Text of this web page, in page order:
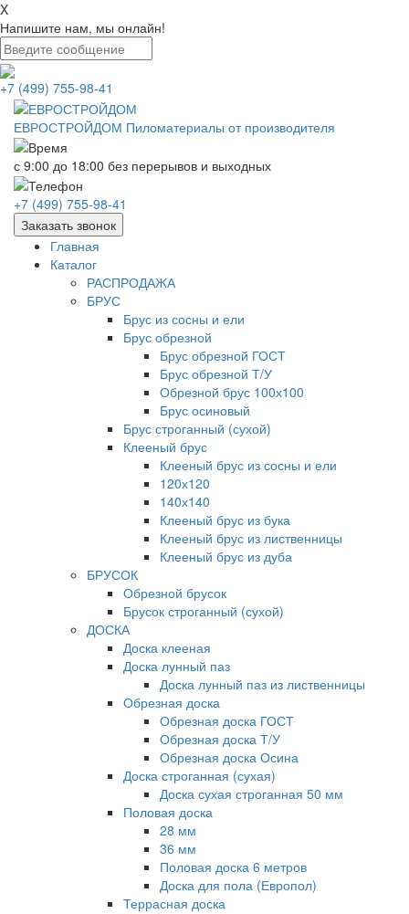
X
Напишите нам, мы онлайн!
+7 (499) 755-98-41
ЕВРОСТРОЙДОМ Пиломатериалы от производителя
с 9:00 до 18:00 без перерывов и выходных
+7 (499) 755-98-41
Заказать звонок
Главная
Каталог
РАСПРОДАЖА
БРУС
Брус из сосны и ели
Брус обрезной
Брус обрезной ГОСТ
Брус обрезной Т/У
Обрезной брус 100х100
Брус осиновый
Брус строганный (сухой)
Клееный брус
Клееный брус из сосны и ели
120х120
140х140
Клееный брус из бука
Клееный брус из лиственницы
Клееный брус из дуба
БРУСОК
Обрезной брусок
Брусок строганный (сухой)
ДОСКА
Доска клееная
Доска лунный паз
Доска лунный паз из лиственницы
Обрезная доска
Обрезная доска ГОСТ
Обрезная доска Т/У
Обрезная доска Осина
Доска строганная (сухая)
Доска сухая строганная 50 мм
Половая доска
28 мм
36 мм
Половая доска 6 метров
Доска для пола (Европол)
Террасная доска